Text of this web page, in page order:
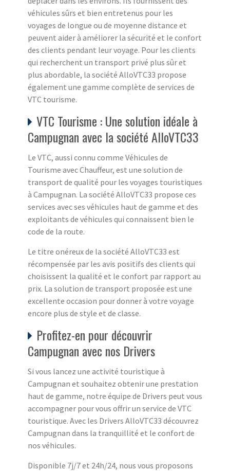
véhicules sûrs et bien entretenus pour les
voyages de longue ou de moyenne distance et
peuvent aider à améliorer la sécurité et le confort
des clients pendant leur voyage. Pour les clients
qui recherchent un transport privé plus sûr et
plus abordable, la société AlloVTC33 propose
également une gamme complète de services de
VTC tourisme.
VTC Tourisme : Une solution idéale à
Campugnan avec la société AlloVTC33
Le VTC, aussi connu comme Véhicules de
Tourisme avec Chauffeur, est une solution de
transport de qualité pour les voyages touristiques
à Campugnan. La société AlloVTC33 propose ces
services avec ses véhicules haut de gamme et des
exploitants de véhicules qui connaissent bien le
code de la route.
Le titre onéreux de la société AlloVTC33 est
récompensée par les avis positifs des clients qui
choisissent la qualité et le confort par rapport au
prix. La solution de transport proposée est une
excellente occasion pour donner à votre voyage
encore plus de style et de classe.
Profitez-en pour découvrir
Campugnan avec nos Drivers
Si vous lancez une activité touristique à
Campugnan et souhaitez obtenir une prestation
haut de gamme, notre équipe de Drivers peut vous
accompagner pour vous offrir un service de VTC
touristique. Avec les Drivers AlloVTC33 découvrez
Campugnan dans la tranquillité et le confort de
nos véhicules.
Disponible 7j/7 et 24h/24, nous vous proposons